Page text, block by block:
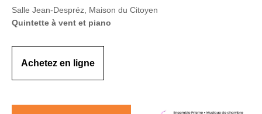
Salle Jean-Despréz, Maison du Citoyen
Quintette à vent et piano
Achetez en ligne